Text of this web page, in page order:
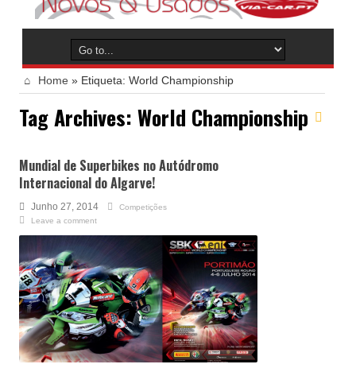
Home » Etiqueta: World Championship
Tag Archives: World Championship
Mundial de Superbikes no Autódromo
Internacional do Algarve!
Junho 27, 2014
Competições
Leave a comment